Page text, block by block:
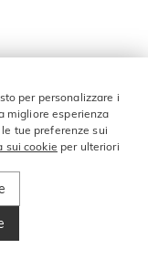
per personalizzare i
migliore esperienza
tue preferenze sui
sui cookie per ulteriori